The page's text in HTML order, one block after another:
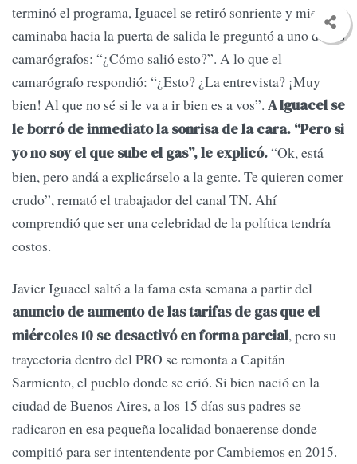
terminó el programa, Iguacel se retiró sonriente y mientras
caminaba hacia la puerta de salida le preguntó a uno de los
camarógrafos: “¿Cómo salió esto?”. A lo que el
camarógrafo respondió: “¿Esto? ¿La entrevista? ¡Muy
bien! Al que no sé si le va a ir bien es a vos”. A Iguacel se
le borró de inmediato la sonrisa de la cara. “Pero si
yo no soy el que sube el gas”, le explicó.“Ok, está
bien, pero andá a explicárselo a la gente. Te quieren comer
crudo”, remató el trabajador del canal TN. Ahí
comprendió que ser una celebridad de la política tendría
costos.
Javier Iguacel saltó a la fama esta semana a partir del
anuncio de aumento de las tarifas de gas que el
miércoles 10 se desactivó en forma parcial, pero su
trayectoria dentro del PRO se remonta a Capitán
Sarmiento, el pueblo donde se crió. Si bien nació en la
ciudad de Buenos Aires, a los 15 días sus padres se
radicaron en esa pequeña localidad bonaerense donde
compitió para ser intentendente por Cambiemos en 2015.